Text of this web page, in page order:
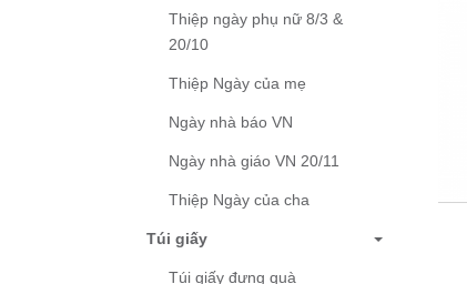
Thiệp ngày phụ nữ 8/3 &
20/10
Thiệp Ngày của mẹ
Ngày nhà báo VN
Ngày nhà giáo VN 20/11
Thiệp Ngày của cha
Túi giấy
Túi giấy đựng quà
Thiệp cảm ơn Thank
7.5x10.5cm